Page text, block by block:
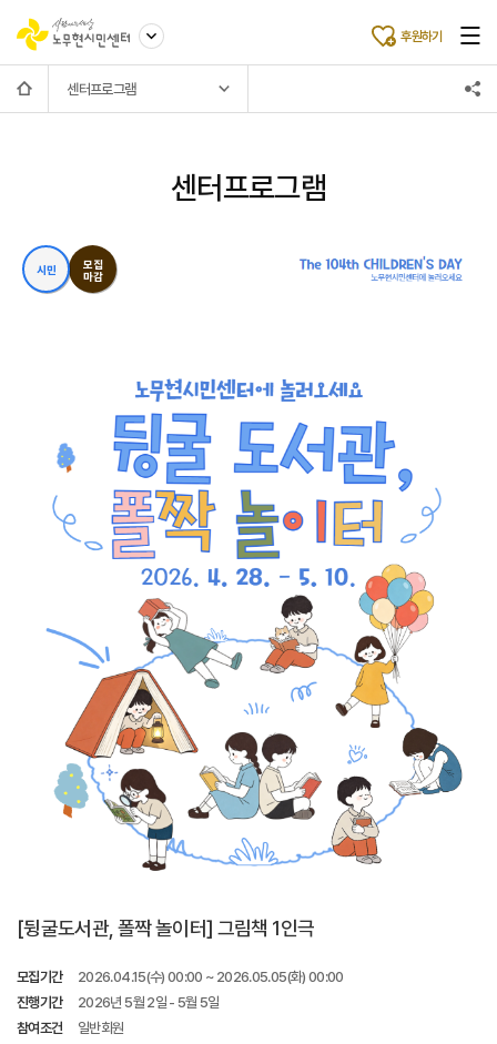
후원하기
센터프로그램
센터프로그램
시민
모집
마감
[뒹굴도서관, 폴짝 놀이터] 그림책 1인극
모집기간
2026.04.15(수) 00:00 ~ 2026.05.05(화) 00:00
진행기간
2026년 5월 2일 - 5월 5일
참여조건
일반회원